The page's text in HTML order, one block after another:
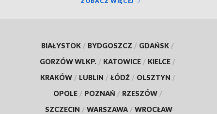
BIAŁYSTOK / BYDGOSZCZ / GDAŃSK /
GORZÓW WLKP. / KATOWICE / KIELCE /
KRAKÓW / LUBLIN / ŁÓDŹ / OLSZTYN /
OPOLE / POZNAŃ / RZESZÓW /
SZCZECIN / WARSZAWA / WROCŁAW